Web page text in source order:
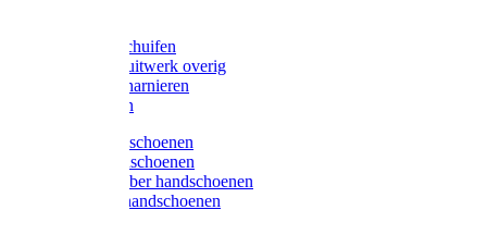
Grendels/schuifen
Hang en sluitwerk overig
Hengen/scharnieren
Scharnieren
Latex handschoenen
Leren handschoenen
PVC / Rubber handschoenen
Katoenen handschoenen